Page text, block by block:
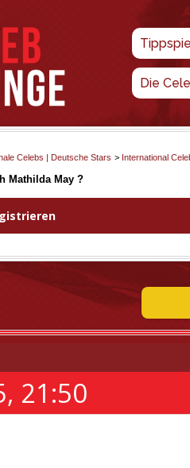
Die
Celebs | Deutsche Stars > International
Mathilda May ?
21:50